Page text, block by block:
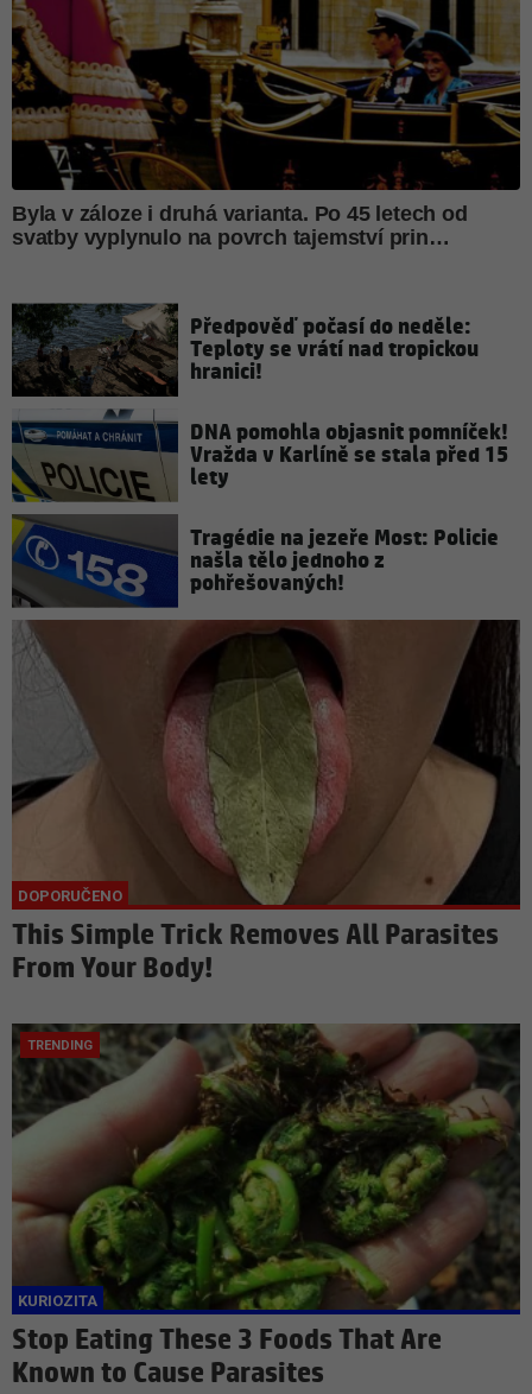
Předpověď počasí do neděle:
Teploty se vrátí nad tropickou
hranici!
DNA pomohla objasnit pomníček!
Vražda v Karlíně se stala před 15
lety
Tragédie na jezeře Most: Policie
našla tělo jednoho z
pohřešovaných!
This Simple Trick Removes All Parasites
From Your Body!
Stop Eating These 3 Foods That Are
Known to Cause Parasites